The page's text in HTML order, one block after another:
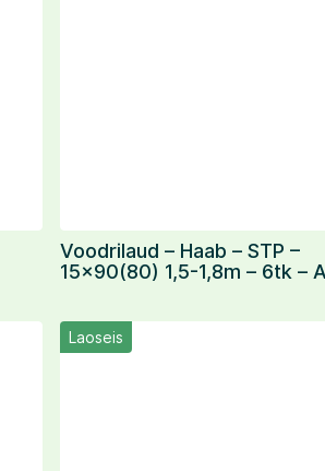
Voodrilaud – Haab – STP –
15×90(80) 1,5-1,8m – 6tk – A
Laoseis